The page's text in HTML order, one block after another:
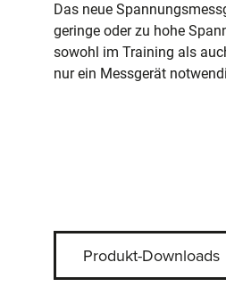
Das neue
geringe oder zu hohe
sowohl im Training als
nur ein Messgerät
Produkt-Downloads